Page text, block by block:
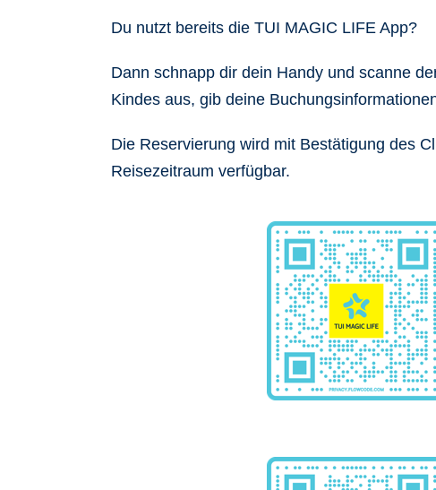
Du nutzt bereits die TUI MAGIC LIFE App?
Dann schnapp dir dein Handy und scanne
Kindes aus, gib deine
Die Reservierung wird mit Bestätigung des
Reisezeitraum verfügbar.